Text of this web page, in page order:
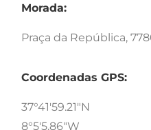
Morada:
Praça da República,
Coordenadas GPS:
37°41'59.21"N
8°5'5.86"W